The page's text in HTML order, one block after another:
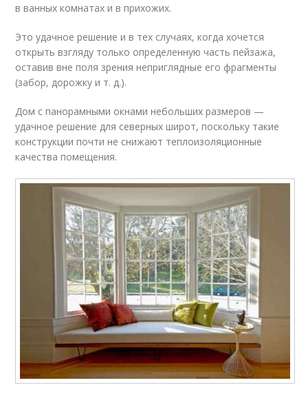
в ванных комнатах и в прихожих.
Это удачное решение и в тех случаях, когда хочется
открыть взгляду только определенную часть пейзажа,
оставив вне поля зрения неприглядные его фрагменты
(забор, дорожку и т. д.).
Дом с панорамными окнами небольших размеров —
удачное решение для северных широт, поскольку такие
конструкции почти не снижают теплоизоляционные
качества помещения.